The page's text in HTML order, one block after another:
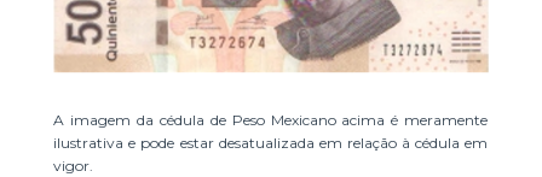
A imagem da cédula de Peso Mexicano acima é meramente
ilustrativa e pode estar desatualizada em relação à cédula em
vigor.